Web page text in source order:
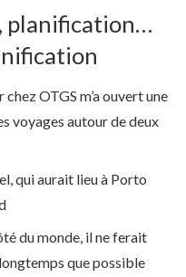
planification…
OTGS m’a ouvert une
voyages autour de deux
qui aurait lieu à Porto
du monde, il ne ferait
que possible